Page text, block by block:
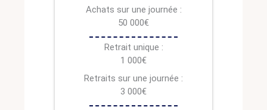
Achats sur une journée :
50 000€
Retrait unique :
1 000€
Retraits sur une journée :
3 000€